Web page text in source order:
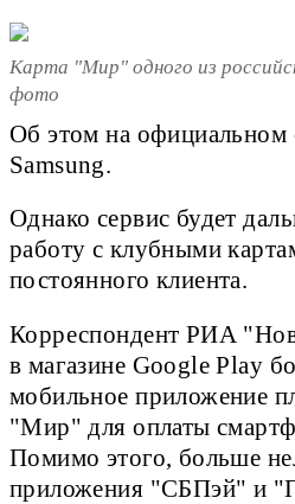
Карта "Мир" одного из
фото
Об этом на официальном
Samsung.
Однако сервис будет
работу с клубными
постоянного клиента.
Корреспондент РИА
в магазине Google Play
мобильное приложение
"Мир" для оплаты
Помимо этого, больше
приложения "СБПэй" и